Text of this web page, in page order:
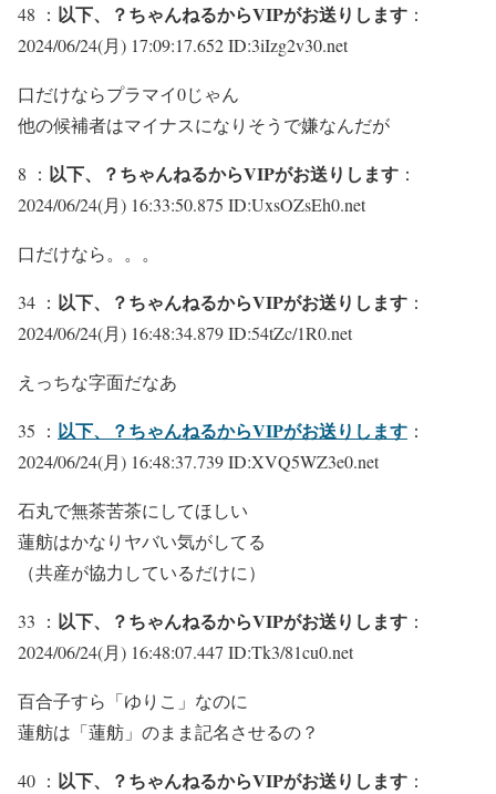
48 ： 以下、？ちゃんねるからVIPがお送りします ：
2024/06/24(月) 17:09:17.652 ID:3iIzg2v30.net
口だけならプラマイ0じゃん
他の候補者はマイナスになりそうで嫌なんだが
8 ： 以下、？ちゃんねるからVIPがお送りします ：
2024/06/24(月) 16:33:50.875 ID:UxsOZsEh0.net
口だけなら。。。
34 ： 以下、？ちゃんねるからVIPがお送りします ：
2024/06/24(月) 16:48:34.879 ID:54tZc/1R0.net
えっちな字面だなあ
35 ： 以下、？ちゃんねるからVIPがお送りします ：
2024/06/24(月) 16:48:37.739 ID:XVQ5WZ3e0.net
石丸で無茶苦茶にしてほしい
蓮舫はかなりヤバい気がしてる
（共産が協力しているだけに）
33 ： 以下、？ちゃんねるからVIPがお送りします ：
2024/06/24(月) 16:48:07.447 ID:Tk3/81cu0.net
百合子すら「ゆりこ」なのに
蓮舫は「蓮舫」のまま記名させるの？
40 ： 以下、？ちゃんねるからVIPがお送りします ：